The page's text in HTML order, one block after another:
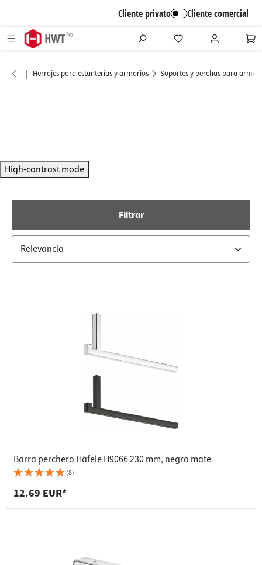
Cliente privato Cliente comercial
| Herrajes para estanterías y armarios Soportes y perchas para
High-contrast mode
Filtrar
Barra perchero Häfele H9066 230 mm, negro mate
(8)
12.69 EUR*